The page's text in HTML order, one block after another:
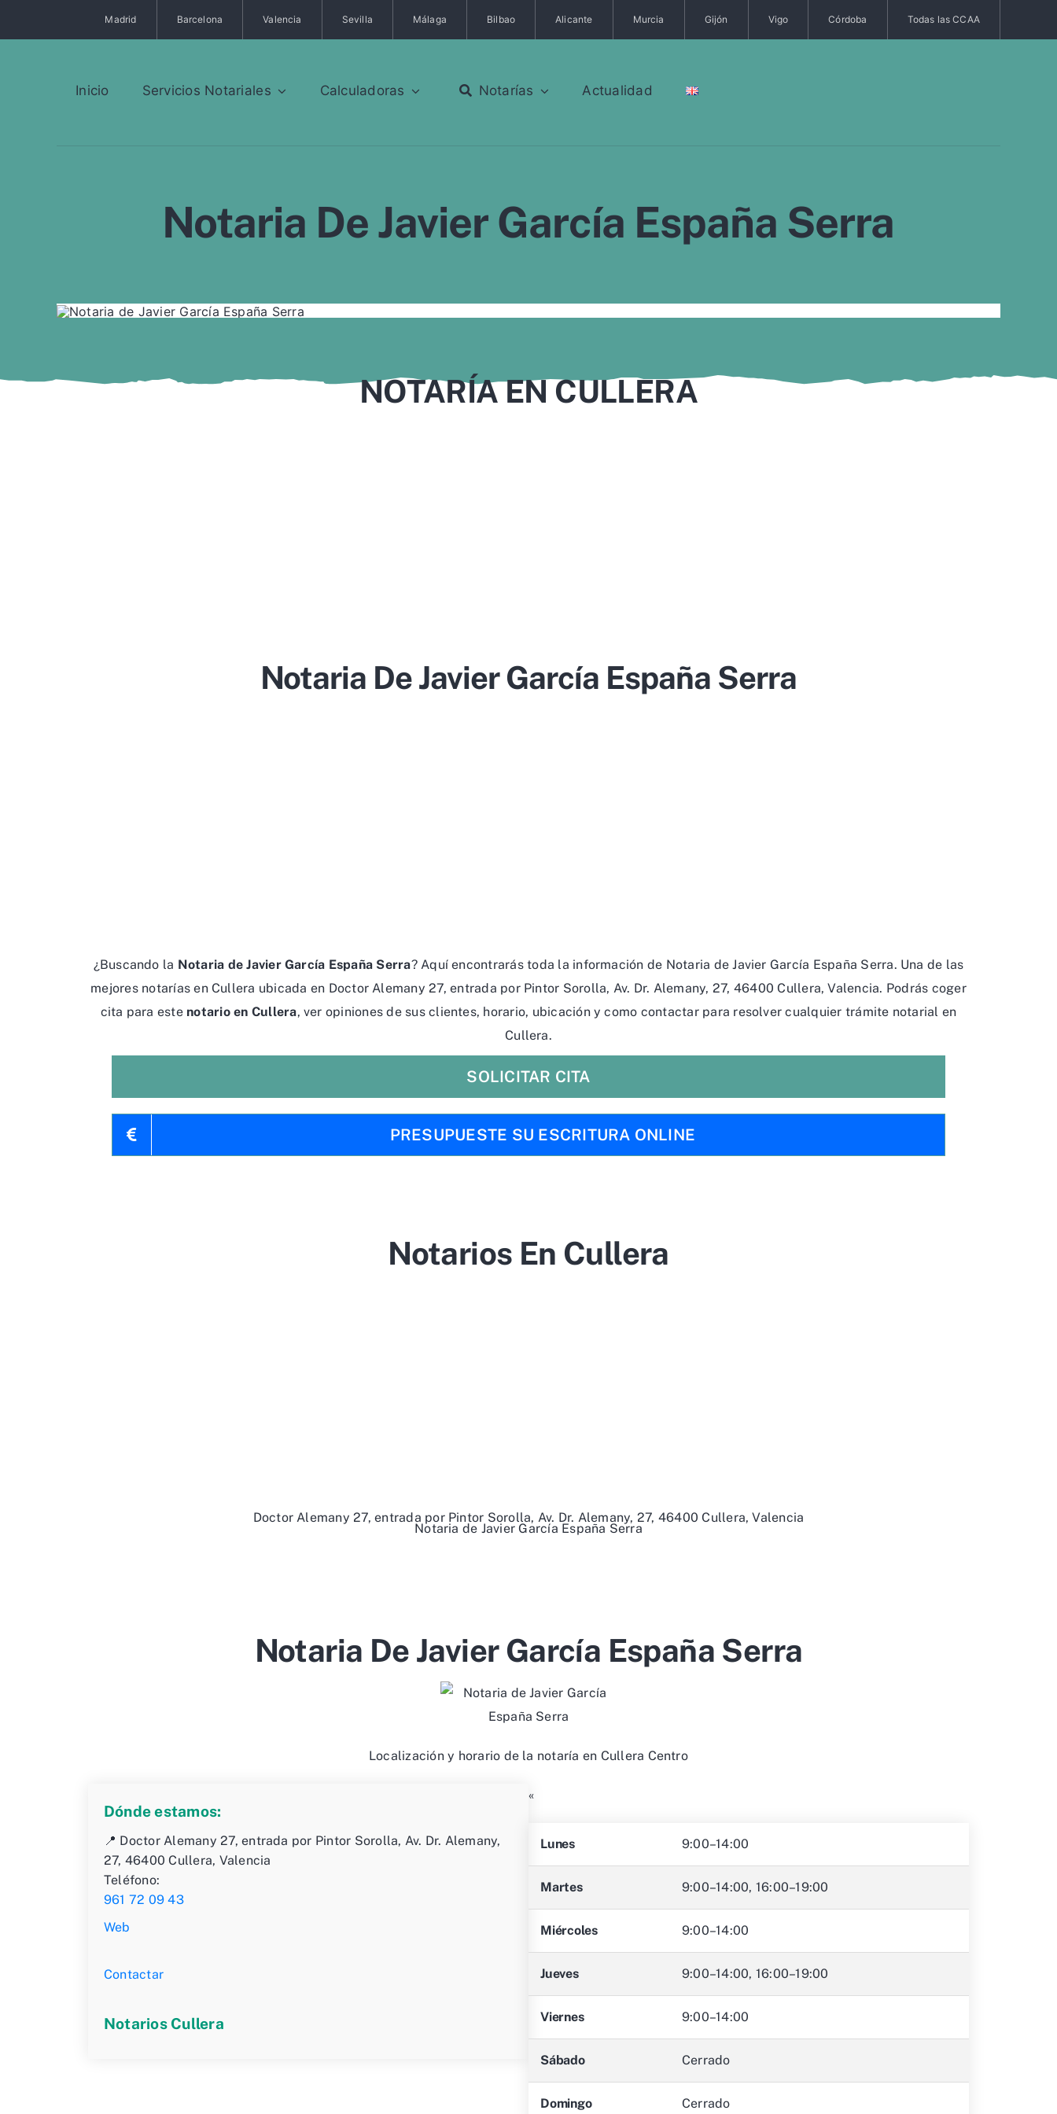
Madrid Barcelona Valencia Sevilla Málaga Bilbao Alicante Murcia Gijón Vigo Córdoba Todas las CCAA
Inicio Servicios Notariales Calculadoras Notarías Actualidad
Notaria De Javier García España Serra
NOTARÍA EN CULLERA
Notaria De Javier García España Serra
¿Buscando la Notaria de Javier García España Serra? Aquí encontrarás toda la información de Notaria de Javier García España Serra. Una de las
mejores notarías en Cullera ubicada en Doctor Alemany 27, entrada por Pintor Sorolla, Av. Dr. Alemany, 27, 46400 Cullera, Valencia. Podrás coger
cita para este notario en Cullera, ver opiniones de sus clientes, horario, ubicación y como contactar para resolver cualquier trámite notarial en
Cullera.
SOLICITAR CITA
PRESUPUESTE SU ESCRITURA ONLINE
Notarios En Cullera
Notaria de Javier García España Serra
Doctor Alemany 27, entrada por Pintor Sorolla, Av. Dr. Alemany, 27, 46400 Cullera, Valencia
Notaria De Javier García España Serra
Localización y horario de la notaría en Cullera Centro
Dónde estamos:
📍 Doctor Alemany 27, entrada por Pintor Sorolla, Av. Dr. Alemany,
27, 46400 Cullera, Valencia
Teléfono:
961 72 09 43
Web
Contactar
Notarios Cullera
«
Lunes 9:00–14:00
Martes 9:00–14:00, 16:00–19:00
Miércoles 9:00–14:00
Jueves 9:00–14:00, 16:00–19:00
Viernes 9:00–14:00
Sábado Cerrado
Domingo Cerrado